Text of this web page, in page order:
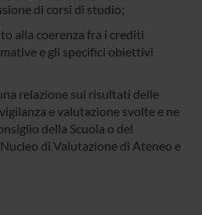
di corsi di studio;
alla coerenza fra i crediti
e gli specifici obiettivi
relazione sui risultati delle
e valutazione svolte e ne
della Scuola o del
di Valutazione di Ateneo e